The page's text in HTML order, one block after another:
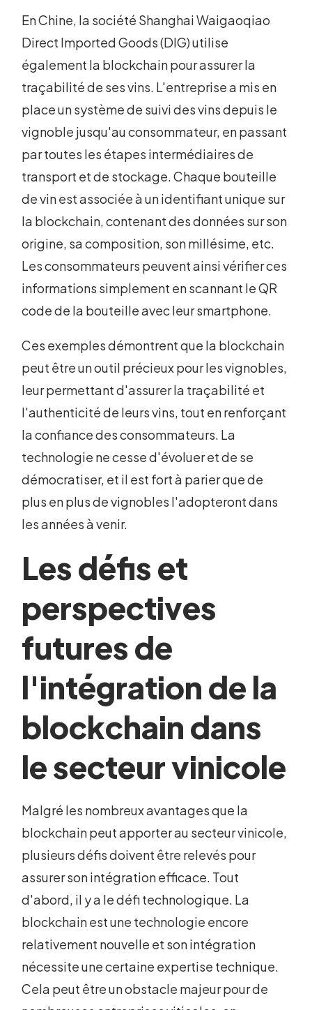
En Chine, la société Shanghai Waigaoqiao
Direct Imported Goods (DIG) utilise
également la blockchain pour assurer la
traçabilité de ses vins. L'entreprise a mis en
place un système de suivi des vins depuis le
vignoble jusqu'au consommateur, en passant
par toutes les étapes intermédiaires de
transport et de stockage. Chaque bouteille
de vin est associée à un identifiant unique sur
la blockchain, contenant des données sur son
origine, sa composition, son millésime, etc.
Les consommateurs peuvent ainsi vérifier ces
informations simplement en scannant le QR
code de la bouteille avec leur smartphone.
Ces exemples démontrent que la blockchain
peut être un outil précieux pour les vignobles,
leur permettant d'assurer la traçabilité et
l'authenticité de leurs vins, tout en renforçant
la confiance des consommateurs. La
technologie ne cesse d'évoluer et de se
démocratiser, et il est fort à parier que de
plus en plus de vignobles l'adopteront dans
les années à venir.
Les défis et
perspectives
futures de
l'intégration de la
blockchain dans
le secteur vinicole
Malgré les nombreux avantages que la
blockchain peut apporter au secteur vinicole,
plusieurs défis doivent être relevés pour
assurer son intégration efficace. Tout
d'abord, il y a le défi technologique. La
blockchain est une technologie encore
relativement nouvelle et son intégration
nécessite une certaine expertise technique.
Cela peut être un obstacle majeur pour de